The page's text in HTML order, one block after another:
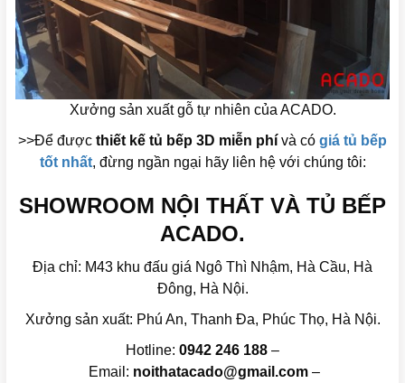
Xưởng sản xuất gỗ tự nhiên của ACADO.
>>Để được thiết kế tủ bếp 3D miễn phí và có giá tủ bếp
tốt nhất, đừng ngần ngại hãy liên hệ với chúng tôi:
SHOWROOM NỘI THẤT VÀ TỦ BẾP
ACADO.
Địa chỉ: M43 khu đấu giá Ngô Thì Nhậm, Hà Cầu, Hà
Đông, Hà Nội.
Xưởng sản xuất: Phú An, Thanh Đa, Phúc Thọ, Hà Nội.
Hotline: 0942 246 188 –
Email: noithatacado@gmail.com –